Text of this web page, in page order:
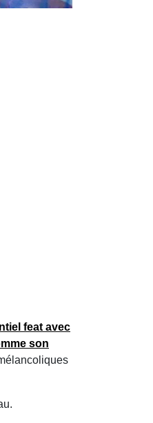
feat avec
son